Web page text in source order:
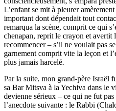
L’enfant se mit à pleurer
important dont dépendait tout
remarqua la scène, comprit ce qui
chenapan, reprit le crayon et avertit
recommencer – s’il ne voulait pas
garnement comprit vite la leçon et
plus jamais harcelé.
Par la suite, mon grand-père Israël
sa Bar Mitsva à la Yechiva dans le
devienne sérieux – ce qui ne fut
l’anecdote suivante : le Rabbi